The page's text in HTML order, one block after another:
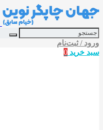
ورود / ثبت‌نام
سبد خرید 0